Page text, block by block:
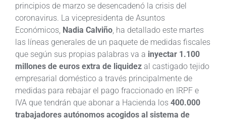
principios de marzo se desencadenó la crisis del
coronavirus. La vicepresidenta de Asuntos
Económicos, Nadia Calviño , ha detallado este martes
las líneas generales de un paquete de medidas fiscales
que según sus propias palabras va a inyectar 1.100
millones de euros extra de liquidez al castigado tejido
empresarial doméstico a través principalmente de
medidas para rebajar el pago fraccionado en IRPF e
IVA que tendrán que abonar a Hacienda los 400.000
trabajadores autónomos acogidos al sistema de